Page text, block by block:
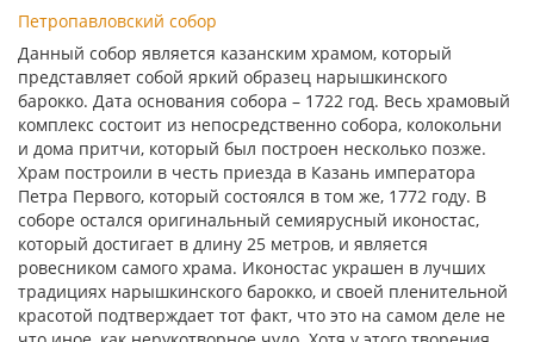
Петропавловский собор
Данный собор является казанским храмом, который
представляет собой яркий образец нарышкинского
барокко. Дата основания собора – 1722 год. Весь храмовый
комплекс состоит из непосредственно собора, колокольни
и дома притчи, который был построен несколько позже.
Храм построили в честь приезда в Казань императора
Петра Первого, который состоялся в том же, 1772 году. В
соборе остался оригинальный семиярусный иконостас,
который достигает в длину 25 метров, и является
ровесником самого храма. Иконостас украшен в лучших
традициях нарышкинского барокко, и своей пленительной
красотой подтверждает тот факт, что это на самом деле не